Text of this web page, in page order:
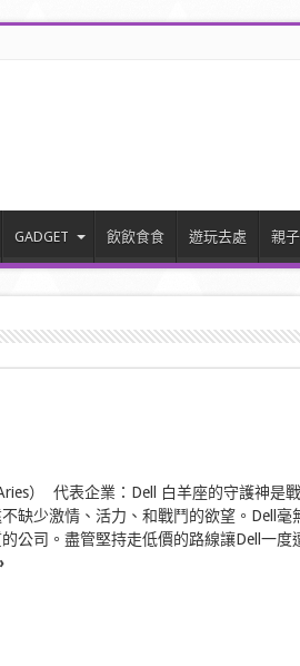
GADGET 飲飲食食 遊玩去處 親
） 代表企業：Dell 白羊座的守護神是
缺少激情、活力、和戰鬥的欲望。Dell毫
公司。盡管堅持走低價的路線讓Dell一度